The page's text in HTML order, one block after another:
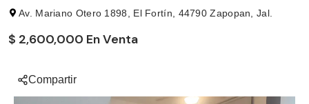
Av. Mariano Otero 1898, El Fortín, 44790 Zapopan, Jal.
$ 2,600,000 En Venta
Compartir